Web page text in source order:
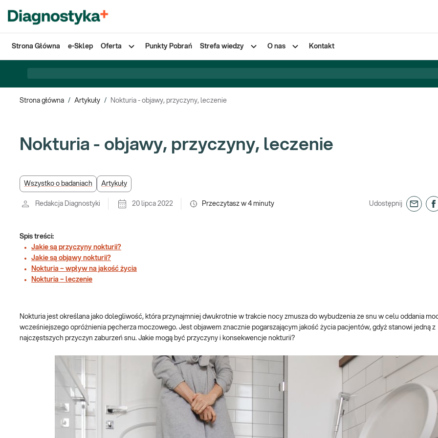
Strona Główna e-Sklep Oferta Punkty Pobrań Strefa wiedzy O nas Kontakt
Strona główna / Artykuły / Nokturia - objawy, przyczyny, leczenie
Nokturia - objawy, przyczyny, leczenie
Wszystko o badaniach Artykuły
Redakcja Diagnostyki 20 lipca 2022 Przeczytasz w 4 minuty Udostępnij
Spis treści:
Jakie są przyczyny nokturii?
Jakie są objawy nokturii?
Nokturia – wpływ na jakość życia
Nokturia – leczenie
Nokturia jest określana jako dolegliwość, która przynajmniej dwukrotnie w trakcie nocy zmusza do wybudzenia ze snu w celu oddania
wcześniejszego opróżnienia pęcherza moczowego. Jest objawem znacznie pogarszającym jakość życia pacjentów, gdyż stanowi jedną z
najczęstszych przyczyn zaburzeń snu. Jakie mogą być przyczyny i konsekwencje nokturii?